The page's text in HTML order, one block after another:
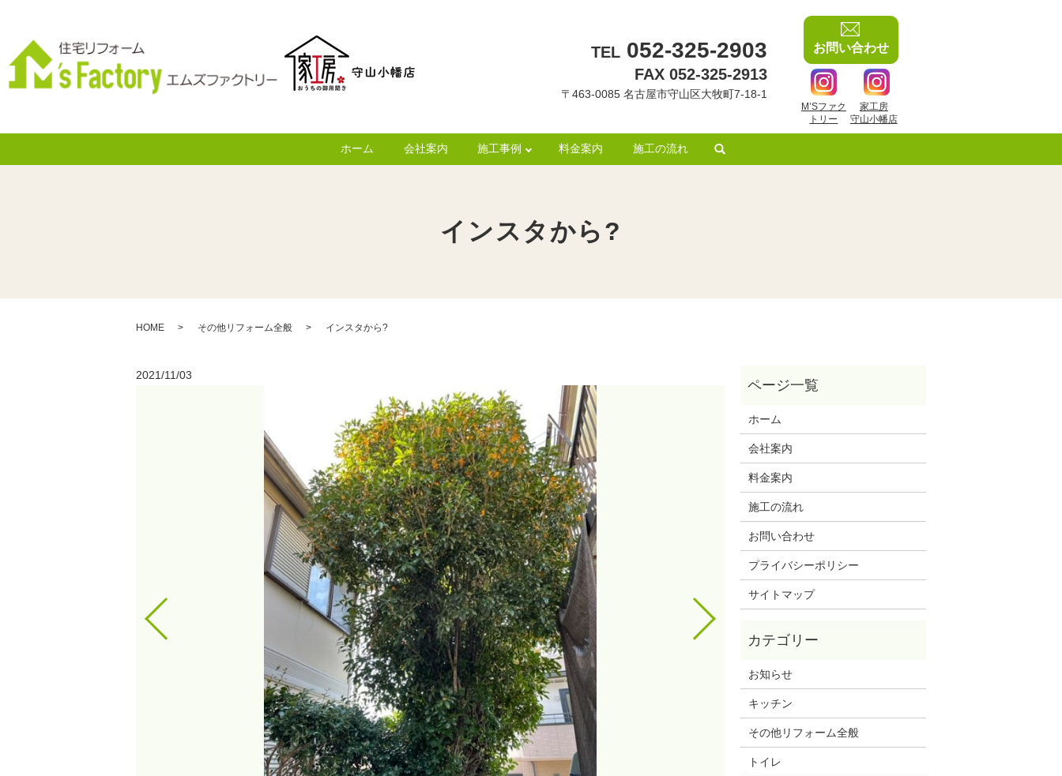
ホーム 会社案内 施工事例 料金案内 施工の流れ
TEL 052-325-2903
FAX 052-325-2913
〒463-0085 名古屋市守山区大牧町7-18-1
お問い合わせ
M’Sファク
トリー
家工房
守山小幡店
インスタから?
HOME その他リフォーム全般 インスタから?
2021/11/03
ホーム
会社案内
料金案内
施工の流れ
お問い合わせ
プライバシーポリシー
サイトマップ
お知らせ
キッチン
その他リフォーム全般
トイレ